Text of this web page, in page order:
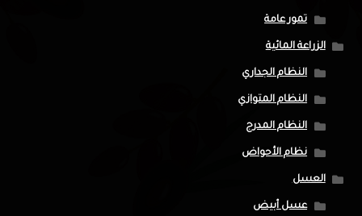
تمور عامة
الزراعة المائية
النظام الجداري
النظام المتوازي
النظام المدرج
نظام الأحواض
العسل
عسل أبيض